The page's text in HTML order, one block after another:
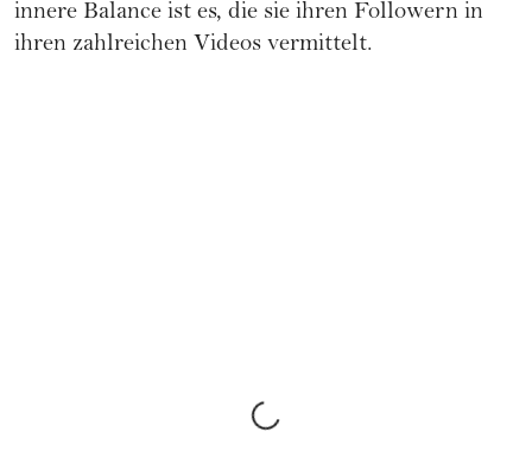
innere Balance ist es, die sie ihren Followern in
ihren zahlreichen Videos vermittelt.